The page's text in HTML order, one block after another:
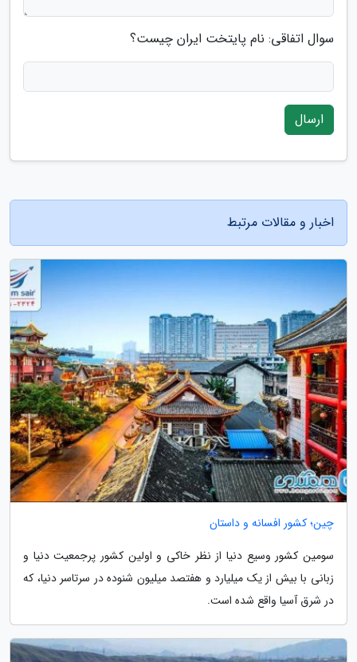
سوال اتفاقی: نام پایتخت ایران چیست؟
ارسال
اخبار و مقالات مرتبط
چین؛ کشور افسانه و داستان
سومین کشور وسیع دنیا از نظر خاکی و اولین کشور پرجمعیت دنیا و
زبانی با بیش از یک میلیارد و هفتصد میلیون شنوده در سرتاسر دنیا، که
در شرق آسیا واقع شده است.